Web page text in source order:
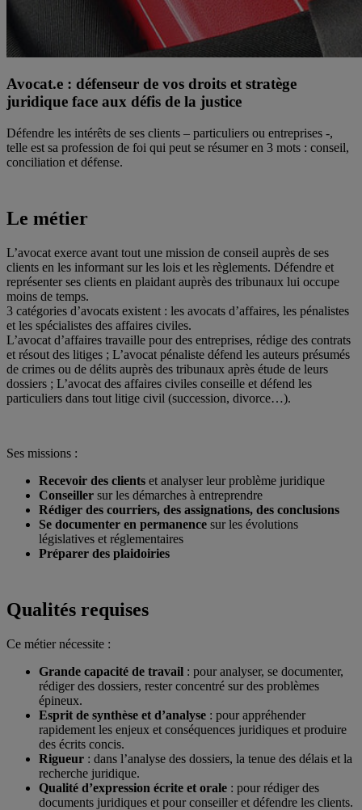
Avocat.e : défenseur de vos droits et stratège
juridique face aux défis de la justice
Défendre les intérêts de ses clients – particuliers ou entreprises -,
telle est sa profession de foi qui peut se résumer en 3 mots : conseil,
conciliation et défense.
Le métier
L’avocat exerce avant tout une mission de conseil auprès de ses
clients en les informant sur les lois et les règlements. Défendre et
représenter ses clients en plaidant auprès des tribunaux lui occupe
moins de temps.
3 catégories d’avocats existent : les avocats d’affaires, les pénalistes
et les spécialistes des affaires civiles.
L’avocat d’affaires travaille pour des entreprises, rédige des contrats
et résout des litiges ; L’avocat pénaliste défend les auteurs présumés
de crimes ou de délits auprès des tribunaux après étude de leurs
dossiers ; L’avocat des affaires civiles conseille et défend les
particuliers dans tout litige civil (succession, divorce…).
Ses missions :
Recevoir des clients et analyser leur problème juridique
Conseiller sur les démarches à entreprendre
Rédiger des courriers, des assignations, des conclusions
Se documenter en permanence sur les évolutions
législatives et réglementaires
Préparer des plaidoiries
Qualités requises
Ce métier nécessite :
Grande capacité de travail : pour analyser, se documenter,
rédiger des dossiers, rester concentré sur des problèmes
épineux.
Esprit de synthèse et d’analyse : pour appréhender
rapidement les enjeux et conséquences juridiques et produire
des écrits concis.
Rigueur : dans l’analyse des dossiers, la tenue des délais et la
recherche juridique.
Qualité d’expression écrite et orale : pour rédiger des
documents juridiques et pour conseiller et défendre les clients.